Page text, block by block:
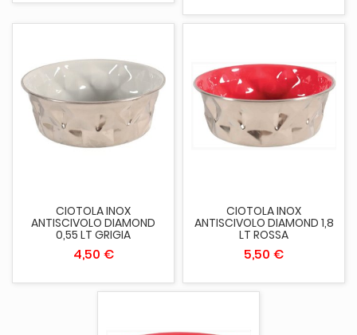
CIOTOLA INOX
ANTISCIVOLO DIAMOND
0,55 LT GRIGIA
4,50 €
CIOTOLA INOX
ANTISCIVOLO DIAMOND 1,8
LT ROSSA
5,50 €